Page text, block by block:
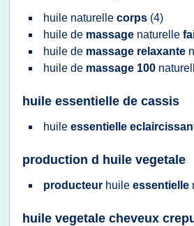
huile naturelle corps (4)
huile de massage naturelle
huile de massage relaxante
huile de massage 100
huile essentielle de cassis
huile essentielle
production d huile vegetale
producteur huile essentielle
huile vegetale cheveux